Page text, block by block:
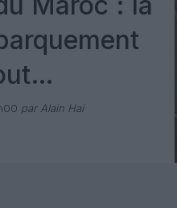
Pax
par Alain Hai